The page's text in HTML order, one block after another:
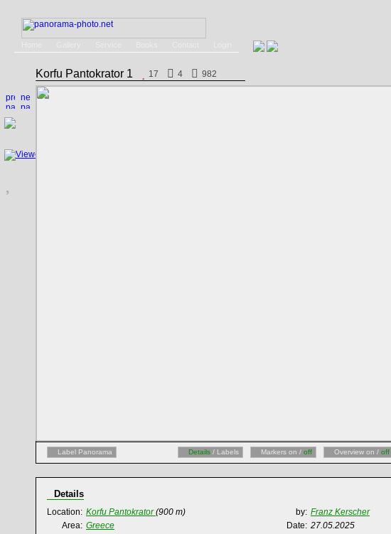
Korfu Pantokrator 1 17 4 982
Label Panorama Details / Labels Markers on / off Overview on / off
Details
Location: Korfu Pantokrator(900 m) by: Franz Kerscher
Area: Greece Date: 27.05.2025